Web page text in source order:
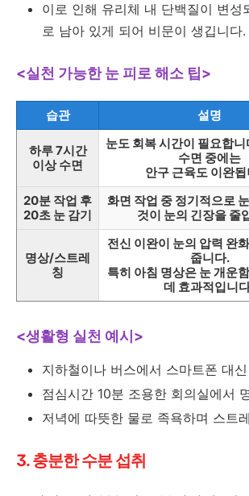
이로 인해 유리체 내 단백질이 변성
로 남아 있게 되어 비문이 생깁니다.
<실천 가능한 눈 피로 해소 팁>
습관 설명
하루 7시간
이상 수면
눈도 회복 시간이 필요합
수면 중에는
안구 근육도 이완
20분 작업 후
20초 눈 감기
화면 작업 중 정기적으로
것이 눈의 긴장을 줄
명상/스트레
칭
전신 이완이 눈의 압력 완
줍니다.
특히 아침 명상은 눈 개운
데 효과적입니
<생활형 실천 예시>
지하철이나 버스에서 스마트폰 대
점심시간 10분 조용한 회의실에서
저녁에 따뜻한 물로 족욕하며 스트
3. 충분한 수분 섭취